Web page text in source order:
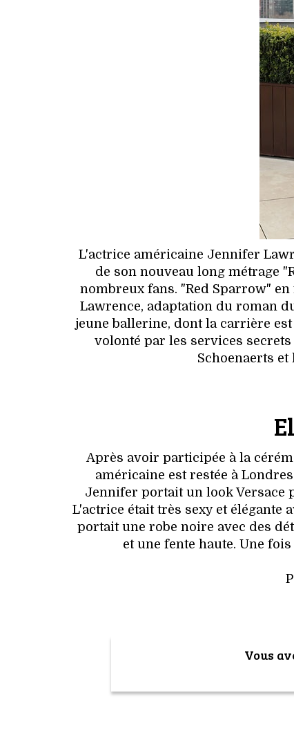
L'actrice américaine Jennifer
de son nouveau long métrage
nombreux fans. "Red Sparrow"
Lawrence, adaptation du roman
jeune ballerine, dont la carrière
volonté par les services
Schoenaerts
Après avoir participée à la
américaine est restée à
Jennifer portait un look Versace
L'actrice était très sexy et élégante
portait une robe noire avec des
et une fente haute. Une
Vous